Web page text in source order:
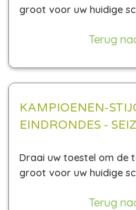
Terug
KAMPIOENEN-
EINDRONDES -
Terug